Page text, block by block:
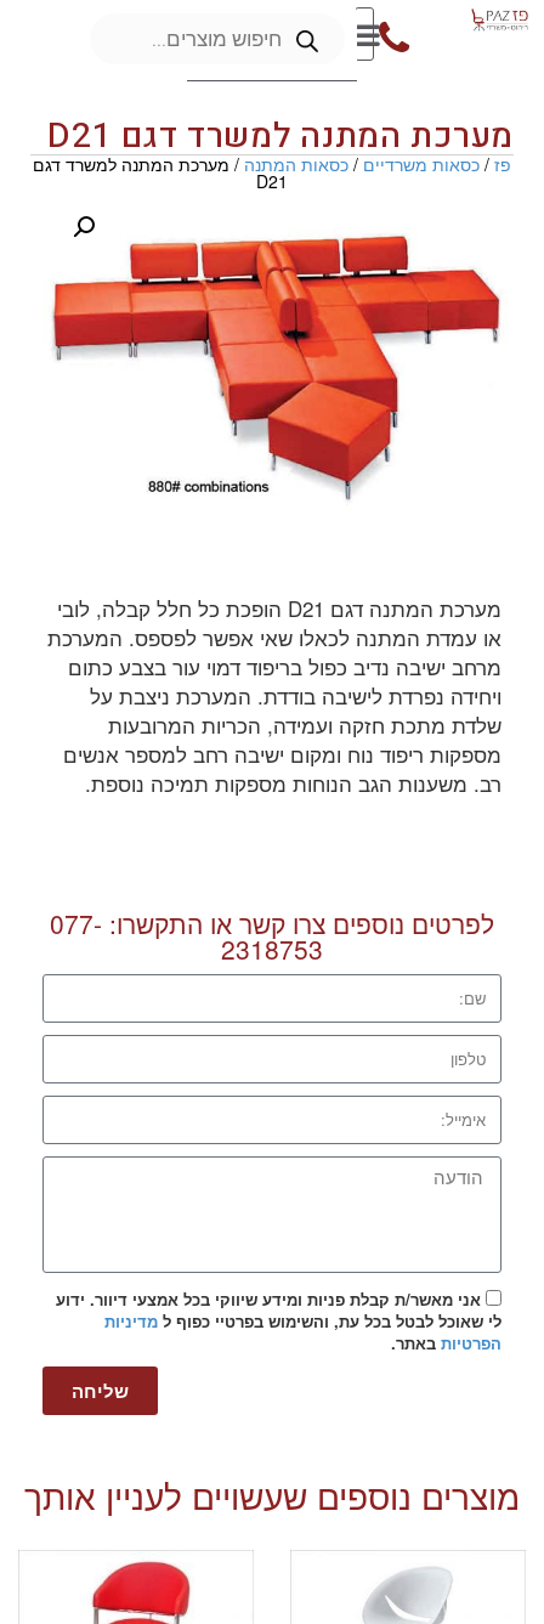
מערכת המתנה למשרד דגם D21
פז/כסאות משרדיים/כסאות המתנה/ מערכת המתנה למשרד דגם
D21
מערכת המתנה דגם D21 הופכת כל חלל קבלה, לובי
או עמדת המתנה לכאלו שאי אפשר לפספס. המערכת
מרחב ישיבה נדיב כפול בריפוד דמוי עור בצבע כתום
ויחידה נפרדת לישיבה בודדת. המערכת ניצבת על
שלדת מתכת חזקה ועמידה, הכריות המרובעות
מספקות ריפוד נוח ומקום ישיבה רחב למספר אנשים
רב. משענות הגב הנוחות מספקות תמיכה נוספת.
לפרטים נוספים צרו קשר או התקשרו: 077-
2318753
אני מאשר/ת קבלת פניות ומידע שיווקי בכל אמצעי דיוור. ידוע
לי שאוכל לבטל בכל עת, והשימוש בפרטיי כפוף ל מדיניות
הפרטיות באתר.
שליחה
מוצרים נוספים שעשויים לעניין אותך